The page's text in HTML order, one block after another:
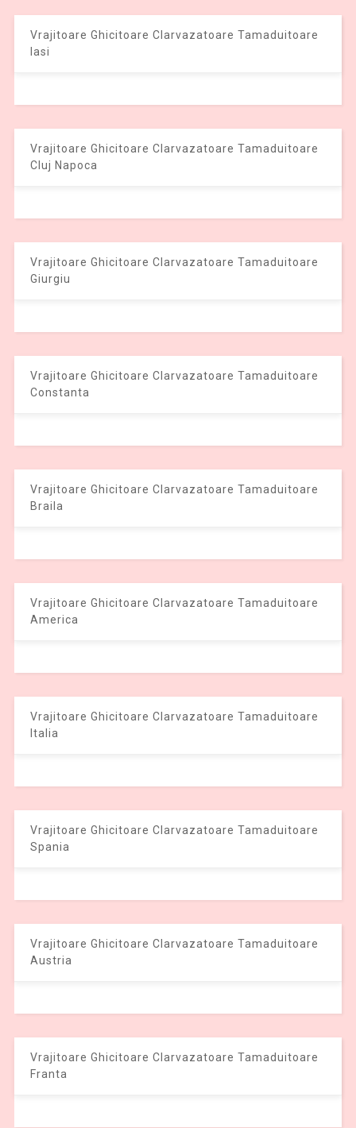
Vrajitoare Ghicitoare Clarvazatoare Tamaduitoare
Iasi
Vrajitoare Ghicitoare Clarvazatoare Tamaduitoare
Cluj Napoca
Vrajitoare Ghicitoare Clarvazatoare Tamaduitoare
Giurgiu
Vrajitoare Ghicitoare Clarvazatoare Tamaduitoare
Constanta
Vrajitoare Ghicitoare Clarvazatoare Tamaduitoare
Braila
Vrajitoare Ghicitoare Clarvazatoare Tamaduitoare
America
Vrajitoare Ghicitoare Clarvazatoare Tamaduitoare
Italia
Vrajitoare Ghicitoare Clarvazatoare Tamaduitoare
Spania
Vrajitoare Ghicitoare Clarvazatoare Tamaduitoare
Austria
Vrajitoare Ghicitoare Clarvazatoare Tamaduitoare
Franta